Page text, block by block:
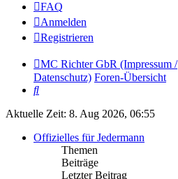
FAQ
Anmelden
Registrieren
MC Richter GbR (Impressum /
Datenschutz) Foren-Übersicht
Suche
Aktuelle Zeit: 8. Aug 2026, 06:55
Offizielles für Jedermann
Themen
Beiträge
Letzter Beitrag